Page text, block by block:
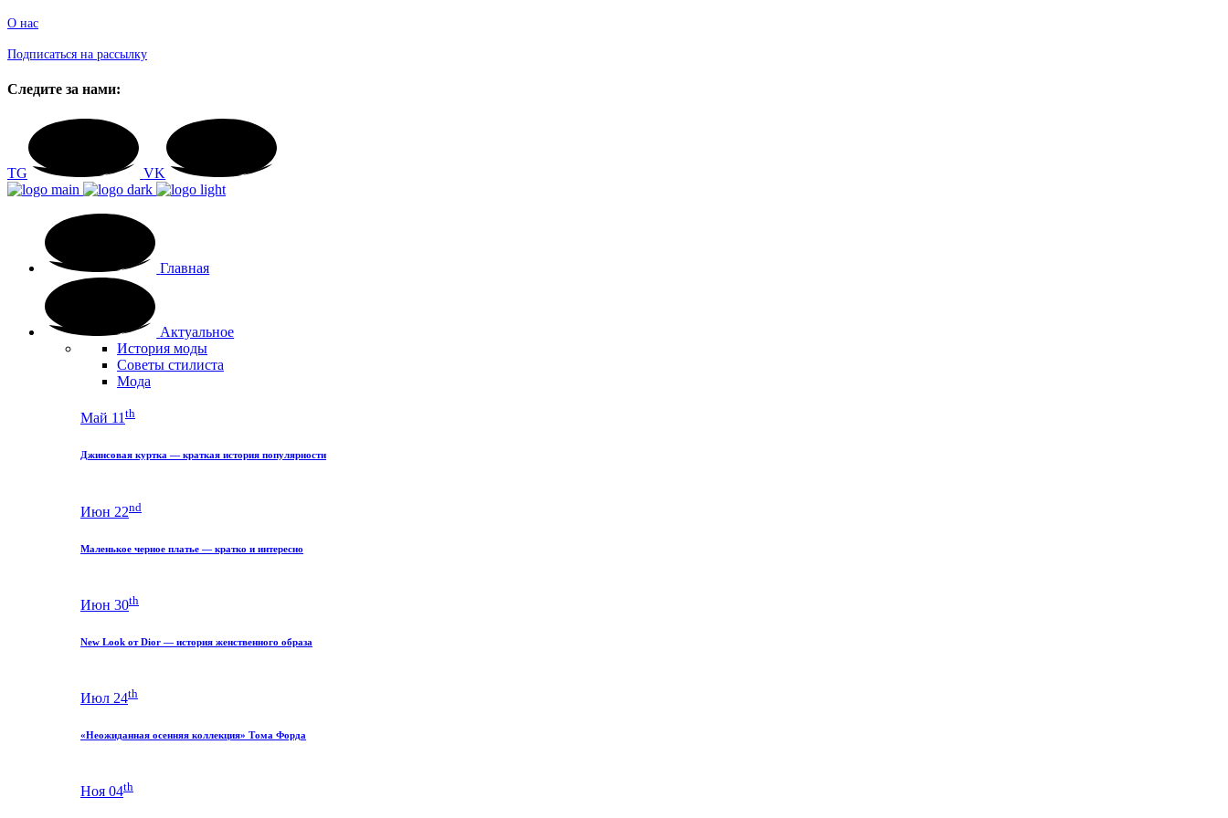
О нас
Подписаться на рассылку
Следите за нами:
TG VK
Главная
Актуальное
История моды
Советы стилиста
Мода
Май 11th
Джинсовая куртка — краткая история популярности
Июн 22nd
Маленькое черное платье — кратко и интересно
Июн 30th
New Look от Dior — история женственного образа
Июл 24th
«Неожиданная осенняя коллекция» Тома Форда
Ноя 04th